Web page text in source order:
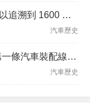
汽車的歷史：汽車的演變可以追溯到 1600 年代
汽車歷史
亨利·福特和汽車裝配線：第一條汽車裝配線於 1913 年 12 月 1 日推出
汽車歷史